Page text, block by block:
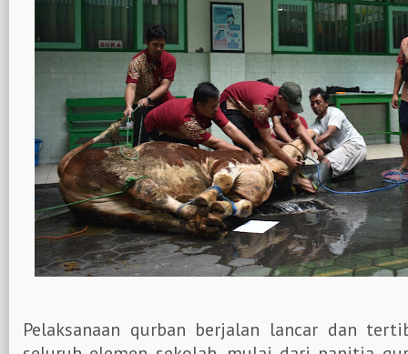
Pelaksanaan qurban berjalan lancar dan